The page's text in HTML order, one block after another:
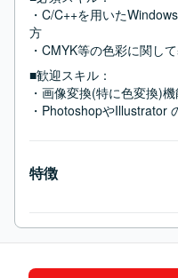
・C/C++を用いた
方
・CMYK等の色彩に関し
■歓迎スキル：
・画像変換(特に色変換)
・PhotoshopやIllustrator
特徴